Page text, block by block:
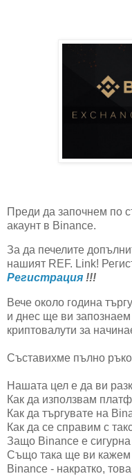
Преди да започнем по
акаунт в Binance.
За да печелите
нашият REF. Link!
Регистрация !!!
Вече около година
и днес ще ви
криптовалути за
Съставихме пълно
Нашата цел е да ви
Как да използвам
Как да търгувате на
Как да се справим с
Защо Binance е сигурна
Също така ще ви кажем
Binance - накратко,